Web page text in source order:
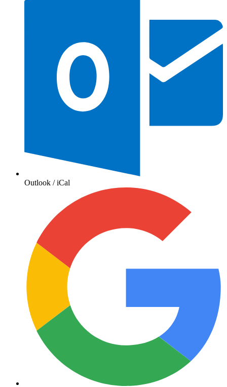
Outlook / iCal